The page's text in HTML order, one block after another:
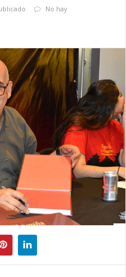
No hay